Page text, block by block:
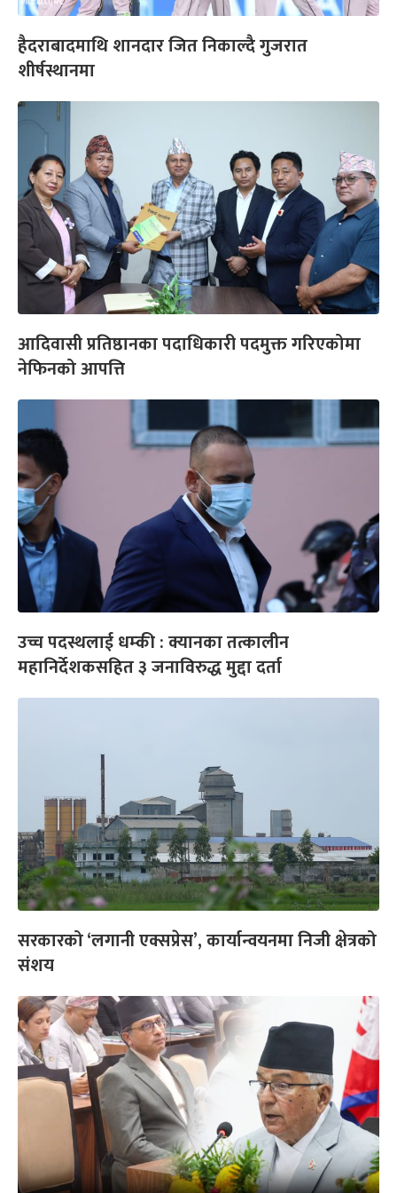
हैदराबादमाथि शानदार जित निकाल्दै गुजरात
शीर्षस्थानमा
आदिवासी प्रतिष्ठानका पदाधिकारी पदमुक्त गरिएकोमा
नेफिनको आपत्ति
उच्च पदस्थलाई धम्की : क्यानका तत्कालीन
महानिर्देशकसहित ३ जनाविरुद्ध मुद्दा दर्ता
सरकारको ‘लगानी एक्सप्रेस’, कार्यान्वयनमा निजी क्षेत्रको
संशय